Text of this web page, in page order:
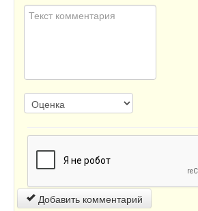
Добавить комментарий